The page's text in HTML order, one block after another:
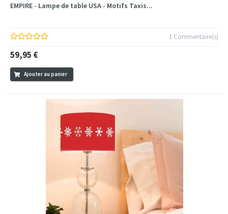
EMPIRE - Lampe de table USA - Motifs Taxis...
1 Commentaire(s)
59,95 €
Ajouter au panier